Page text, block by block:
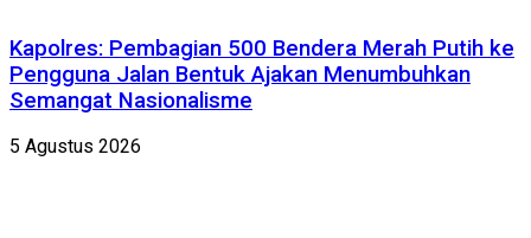
Kapolres: Pembagian 500 Bendera Merah Putih ke
Pengguna Jalan Bentuk Ajakan Menumbuhkan
Semangat Nasionalisme
5 Agustus 2026